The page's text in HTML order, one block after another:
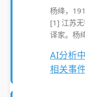
杨绛，
[1] 江苏
译家。杨
AI分析
相关事